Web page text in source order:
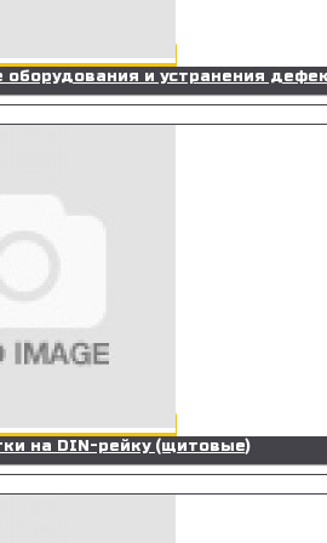
оборудования и устранения
на DIN-рейку (щитовые)